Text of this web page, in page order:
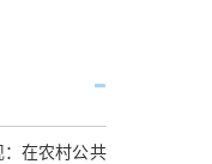
：在农村公共